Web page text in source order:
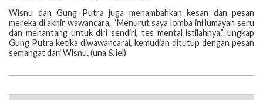
Wisnu dan Gung Putra juga menambahkan kesan dan pesan
mereka di akhir wawancara, “Menurut saya lomba ini lumayan seru
dan menantang untuk diri sendiri, tes mental istilahnya.” ungkap
Gung Putra ketika diwawancarai, kemudian ditutup dengan pesan
semangat dari Wisnu. (una & iel)